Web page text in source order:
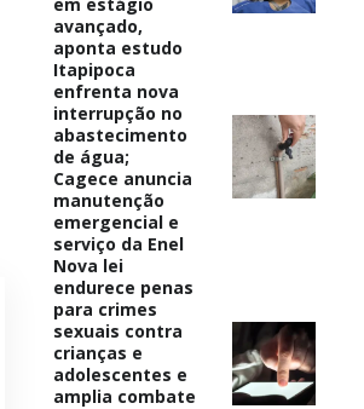
avançado,
aponta estudo
Itapipoca
enfrenta nova
interrupção no
abastecimento
de água;
Cagece anuncia
manutenção
emergencial e
serviço da Enel
Nova lei
endurece penas
para crimes
sexuais contra
crianças e
adolescentes e
amplia combate